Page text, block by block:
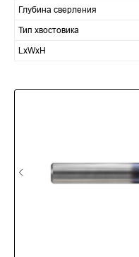
Глубина сверления
Тип хвостовика
LxWxH